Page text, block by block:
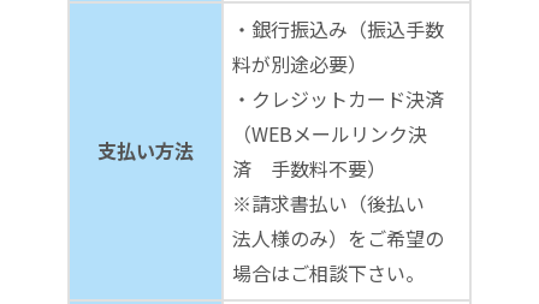
支払い方法
・銀行振込み（振込手数
料が別途必要）
・クレジットカード決済
（WEBメールリンク決
済 手数料不要）
※請求書払い（後払い
法人様のみ）をご希望の
場合はご相談下さい。